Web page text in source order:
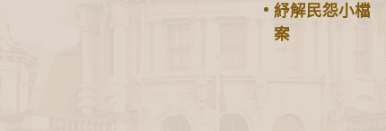
紓解民怨小檔
案